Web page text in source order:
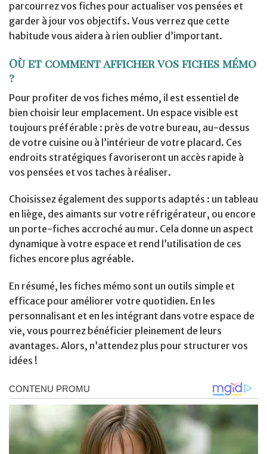
parcourrez vos fiches pour actualiser vos pensées et
garder à jour vos objectifs. Vous verrez que cette
habitude vous aidera à rien oublier d’important.
Où et comment afficher vos fiches mémo
?
Pour profiter de vos fiches mémo, il est essentiel de
bien choisir leur emplacement. Un espace visible est
toujours préférable : près de votre bureau, au-dessus
de votre cuisine ou à l’intérieur de votre placard. Ces
endroits stratégiques favoriseront un accès rapide à
vos pensées et vos taches à réaliser.
Choisissez également des supports adaptés : un tableau
en liège, des aimants sur votre réfrigérateur, ou encore
un porte-fiches accroché au mur. Cela donne un aspect
dynamique à votre espace et rend l’utilisation de ces
fiches encore plus agréable.
En résumé, les fiches mémo sont un outils simple et
efficace pour améliorer votre quotidien. En les
personnalisant et en les intégrant dans votre espace de
vie, vous pourrez bénéficier pleinement de leurs
avantages. Alors, n’attendez plus pour structurer vos
idées !